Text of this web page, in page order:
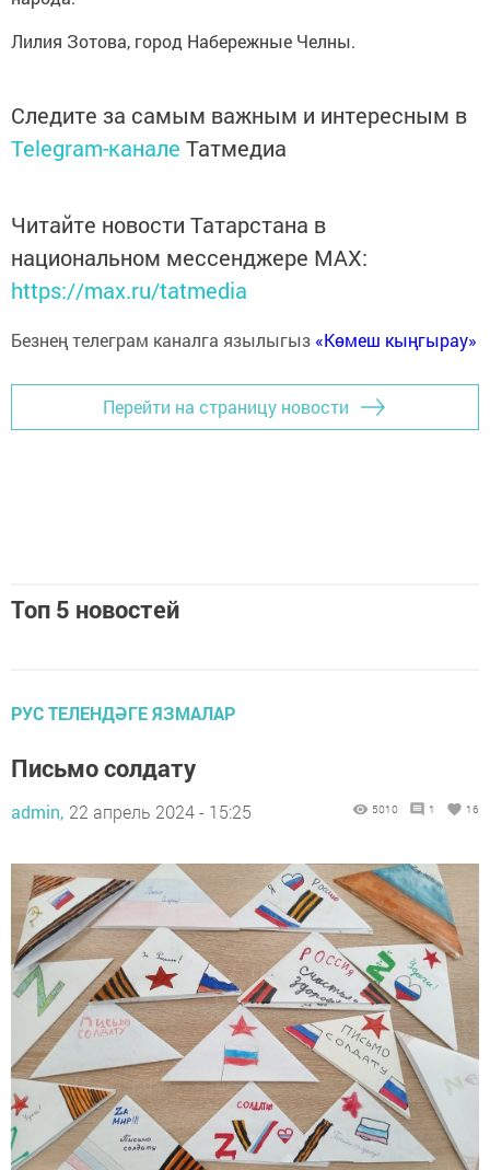
Лилия Зотова, город Набережные Челны.
Следите за самым важным и интересным в
Telegram-канале Татмедиа
Читайте новости Татарстана в
национальном мессенджере MАХ:
https://max.ru/tatmedia
Безнең телеграм каналга язылыгыз «Көмеш кыңгырау»
Перейти на страницу новости
Топ 5 новостей
РУС ТЕЛЕНДӘГЕ ЯЗМАЛАР
Письмо солдату
admin, 22 апрель 2024 - 15:25 5010 1 16